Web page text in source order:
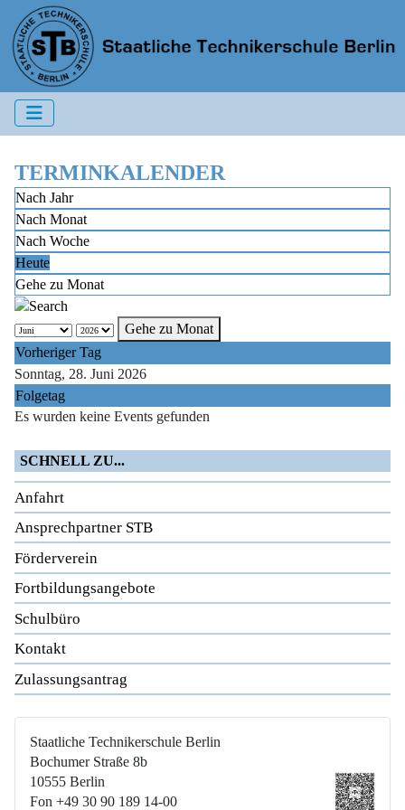
TERMINKALENDER
Nach Jahr
Nach Monat
Nach Woche
Heute
Gehe zu Monat
Gehe zu Monat
Vorheriger Tag
Sonntag, 28. Juni 2026
Folgetag
Es wurden keine Events gefunden
SCHNELL ZU...
Anfahrt
Ansprechpartner STB
Förderverein
Fortbildungsangebote
Schulbüro
Kontakt
Zulassungsantrag
Staatliche Technikerschule Berlin
Bochumer Straße 8b
10555 Berlin
Fon +49 30 90 189 14-00